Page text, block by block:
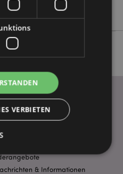
INFORMATION
& Informationen
VERBIETEN